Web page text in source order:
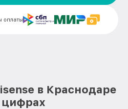
варочной
от 1900₽
оплаты
в Краснодаре
цифрах